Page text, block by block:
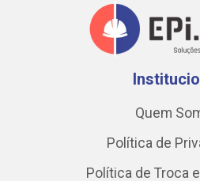
Quem
Política de
Política de Troca